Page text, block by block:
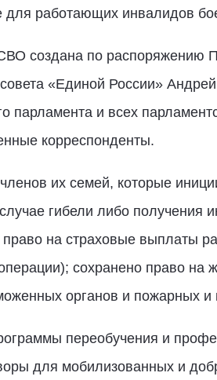
для работающих инвалидов
создана по распоряжению
«Единой России»
парламента и всех
корреспонденты.
их семей, которые
гибели либо получения
на страховые выплаты
сохранено право
органов и пожарных и
переобучения и
для мобилизованных и